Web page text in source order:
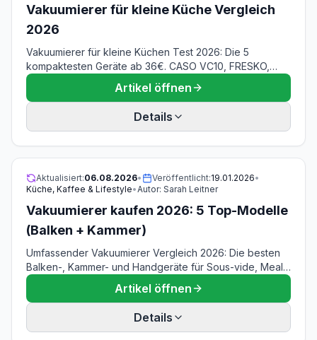
Vakuumierer für kleine Küche Vergleich
2026
Vakuumierer für kleine Küchen Test 2026: Die 5
kompaktesten Geräte ab 36€. CASO VC10, FRESKO,
Bonsenkitchen – 27-38cm lang, 0,85-1,8kg leicht.
Artikel öffnen
Details
Aktualisiert:06.08.2026• Veröffentlicht:19.01.2026•
Küche, Kaffee & Lifestyle•Autor: Sarah Leitner
Vakuumierer kaufen 2026: 5 Top-Modelle
(Balken + Kammer)
Umfassender Vakuumierer Vergleich 2026: Die besten
Balken-, Kammer- und Handgeräte für Sous-vide, Meal
Prep und Gefrieren. Mit Kaufberatung zu Saugkraft,
Schweißnaht und Zubehör.Artikel öffnen
Details